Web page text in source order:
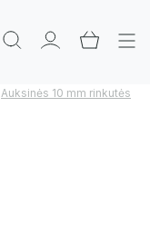
Auksinės 10 mm rinkutės